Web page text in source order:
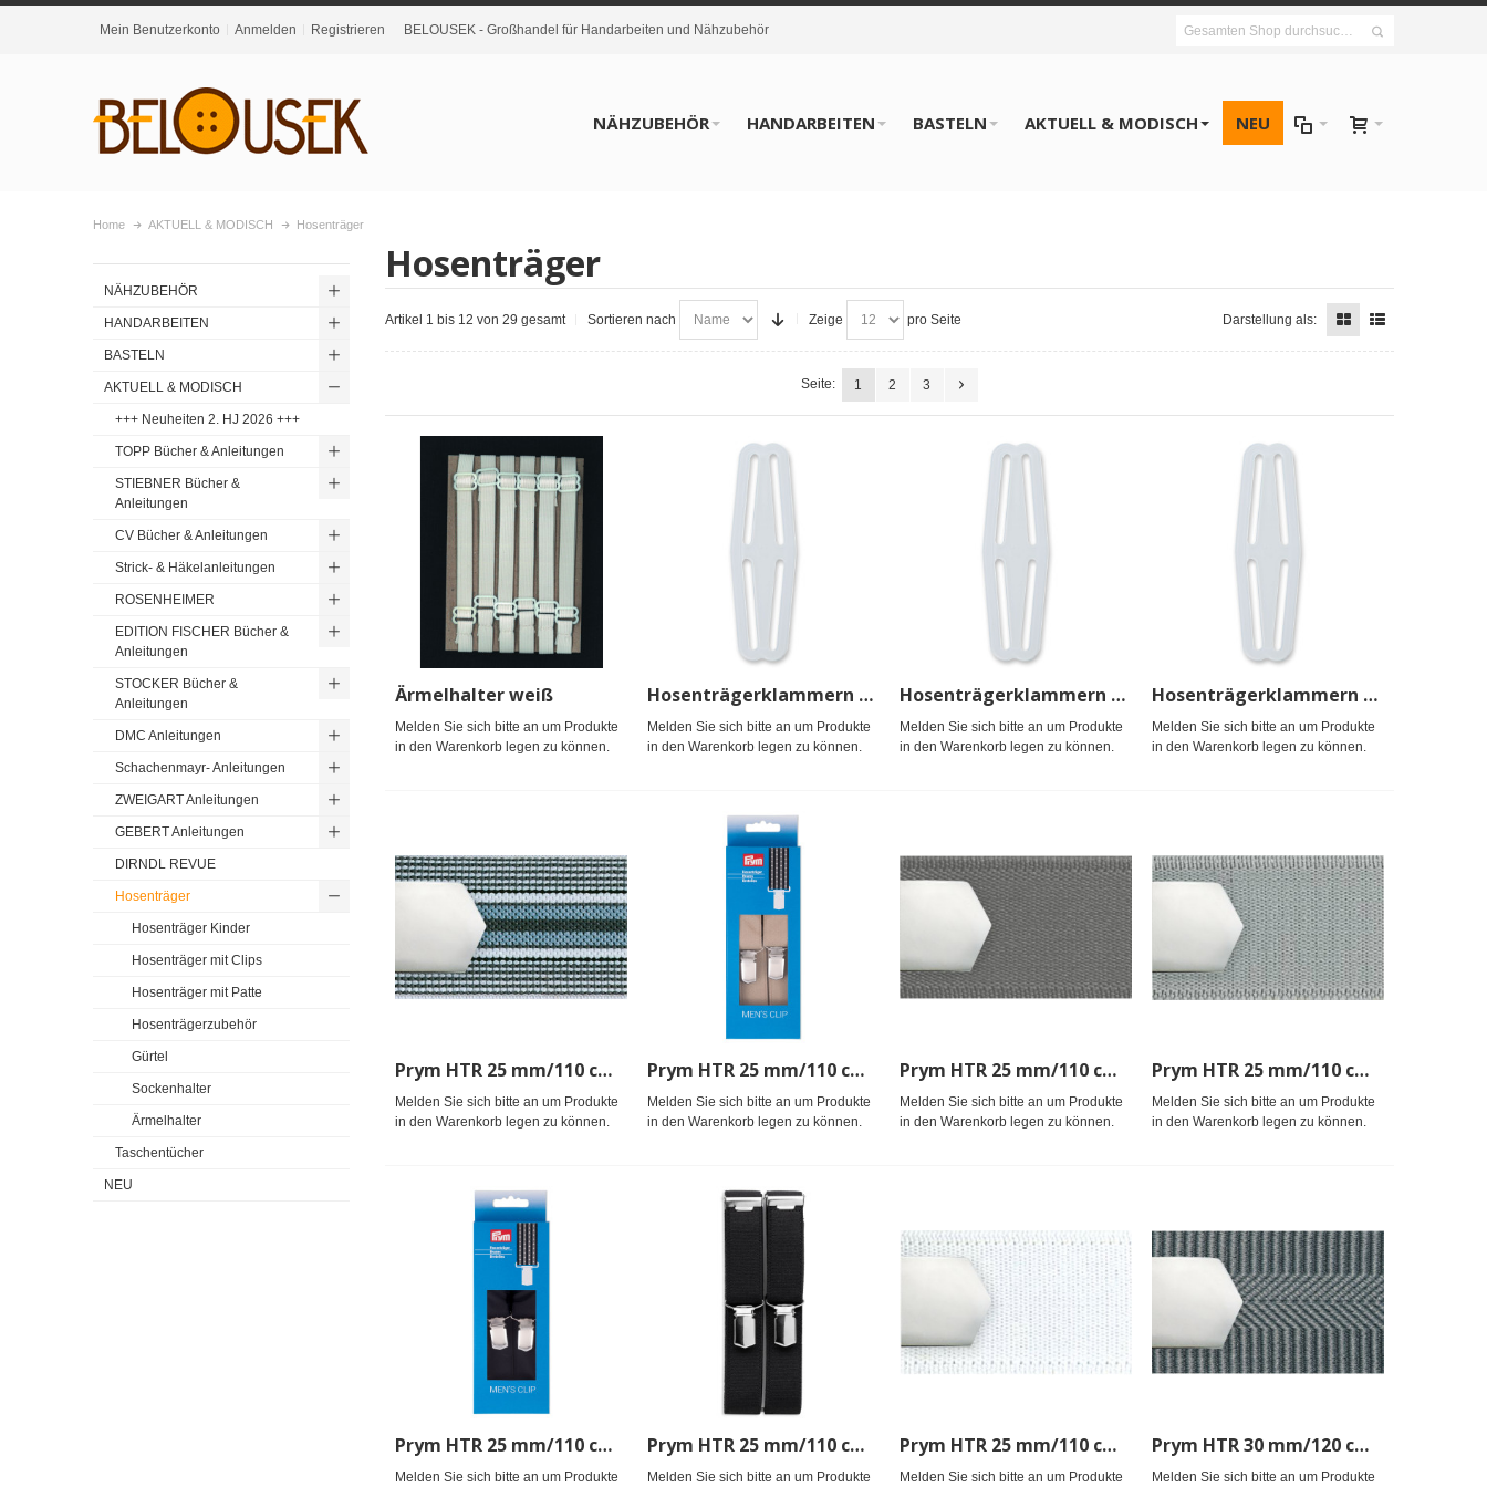
Mein Benutzerkonto Anmelden Registrieren BELOUSEK - Großhandel für Handarbeiten und Nähzubehör
NÄHZUBEHÖR HANDARBEITEN BASTELN AKTUELL & MODISCH NEU
Home AKTUELL & MODISCH Hosenträger
Hosenträger
Artikel 1 bis 12 von 29 gesamt Sortieren nach Zeige pro Seite Darstellung als:
Seite: 1 2 3
Ärmelhalter weiß
Melden Sie sich bitte an um Produkte
in den Warenkorb legen zu können.
Hosenträgerklammern Kunststoff
Melden Sie sich bitte an um Produkte
in den Warenkorb legen zu können.
Hosenträgerklammern Kunststoff
Melden Sie sich bitte an um Produkte
in den Warenkorb legen zu können.
Hosenträgerklammern Kunststoff
Melden Sie sich bitte an um Produkte
in den Warenkorb legen zu können.
Prym HTR 25 mm/110 cm grau/blau
Melden Sie sich bitte an um Produkte
in den Warenkorb legen zu können.
Prym HTR 25 mm/110 cm uni-beige
Melden Sie sich bitte an um Produkte
in den Warenkorb legen zu können.
Prym HTR 25 mm/110 cm uni-d-grau
Melden Sie sich bitte an um Produkte
in den Warenkorb legen zu können.
Prym HTR 25 mm/110 cm uni-h-grau
Melden Sie sich bitte an um Produkte
in den Warenkorb legen zu können.
Prym HTR 25 mm/110 cm uni-marine
Melden Sie sich bitte an um Produkte
Prym HTR 25 mm/110 cm uni-schwarz
Melden Sie sich bitte an um Produkte
Prym HTR 25 mm/110 cm uni-weiß
Melden Sie sich bitte an um Produkte
Prym HTR 30 mm/120 cm d-grau Fischgrat
Melden Sie sich bitte an um Produkte
NÄHZUBEHÖR
HANDARBEITEN
BASTELN
AKTUELL & MODISCH
+++ Neuheiten 2. HJ 2026 +++
TOPP Bücher & Anleitungen
STIEBNER Bücher &
Anleitungen
CV Bücher & Anleitungen
Strick- & Häkelanleitungen
ROSENHEIMER
EDITION FISCHER Bücher &
Anleitungen
STOCKER Bücher &
Anleitungen
DMC Anleitungen
Schachenmayr- Anleitungen
ZWEIGART Anleitungen
GEBERT Anleitungen
DIRNDL REVUE
Hosenträger
Hosenträger Kinder
Hosenträger mit Clips
Hosenträger mit Patte
Hosenträgerzubehör
Gürtel
Sockenhalter
Ärmelhalter
Taschentücher
NEU